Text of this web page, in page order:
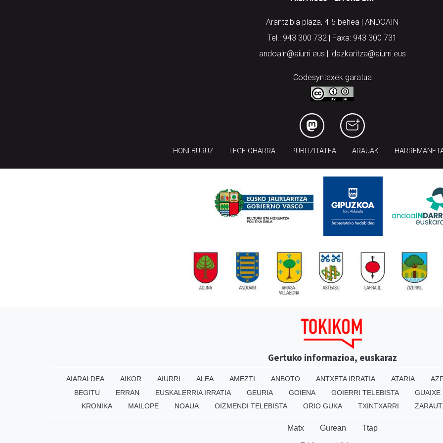
Arantzibia plaza, 4-5 behea | ANDOAIN
Tel.: 943 300 732 | Faxa: 943 300 731
andoain@aiurri.eus | idazkaritza@aiurri.eus
Codesyntaxek garatua
HONI BURUZ LEGE OHARRA PUBLIZITATEA ARAUAK
Gertuko informazioa, euskaraz
AIARALDEA AIKOR AIURRI ALEA AMEZTI ANBOTO ANTXETA IRRATIA ATARIA
BEGITU
ERRAN EUSKALERRIA IRRATIA GEURIA GOIENA GOIERRI TELEBISTA GUAIXE
KRONIKA
MAILOPE NOAUA OIZMENDI TELEBISTA ORIO GUKA TXINTXARRI
Matx Gurean Ttap